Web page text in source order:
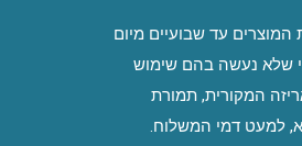
המוצרים עד שבועיים מיום
שלא נעשה בהם שימוש
המקורית, תמורת
למעט דמי המשלוח.